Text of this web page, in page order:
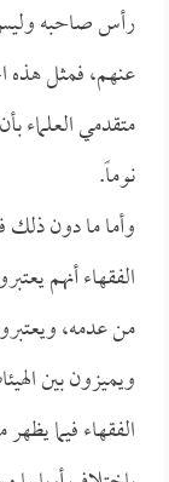
رأس صاحبه وليس
عنهم، فمثل هذه
متقدمي العلماء
نوماً.
وأما ما دون
الفقهاء أنهم
من عدمه،
ويميزون بين
الفقهاء فيما